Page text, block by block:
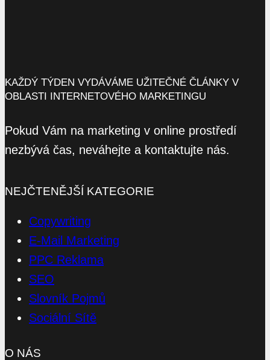
KAŽDÝ TÝDEN VYDÁVÁME UŽITEČNÉ ČLÁNKY V
OBLASTI INTERNETOVÉHO MARKETINGU
Pokud Vám na marketing v online prostředí
nezbývá čas, neváhejte a kontaktujte nás.
NEJČTENĚJŠÍ KATEGORIE
Copywriting
E-Mail Marketing
PPC Reklama
SEO
Slovník Pojmů
Sociální Sítě
O NÁS